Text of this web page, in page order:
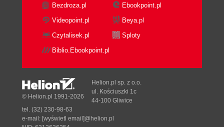
Bezdroza.pl
Ebookpoint.pl
Videopoint.pl
Beya.pl
Czytalisek.pl
Sploty
Biblio.Ebookpoint.pl
© Helion.pl 1991-2026
Helion.pl sp. z o.o.
ul. Kościuszki 1c
44-100 Gliwice
tel. (32) 230-98-63
e-mail: [wyświetl email]@helion.pl